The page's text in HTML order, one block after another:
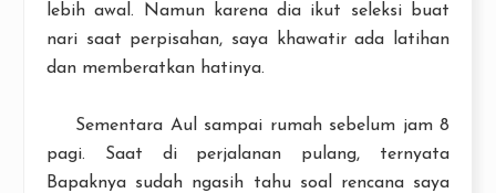
lebih awal. Namun karena dia ikut seleksi buat
nari saat perpisahan, saya khawatir ada latihan
dan memberatkan hatinya.
Sementara Aul sampai rumah sebelum jam 8
pagi. Saat di perjalanan pulang, ternyata
Bapaknya sudah ngasih tahu soal rencana saya